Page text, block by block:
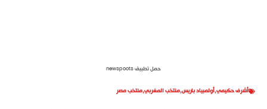
حمل تطبيق newspoots
أشرف حكيمي,أولمبياد باريس,منتخب المغربي,منتخب مصر